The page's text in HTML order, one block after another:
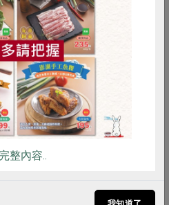
御皇米企業股份有限公司
食譜 減硝酸鹽
共同購買
整內容..